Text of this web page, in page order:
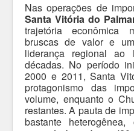
Nas operações de
Santa Vitória do
trajetória econômica
bruscas de valor e
liderança regional ao
décadas. No período
2000 e 2011, Santa
protagonismo das
volume, enquanto o
restantes. A pauta de
bastante heterogênea,